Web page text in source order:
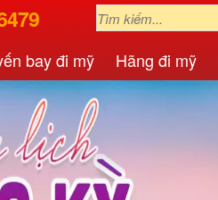
bay đi mỹ Hãng đi mỹ